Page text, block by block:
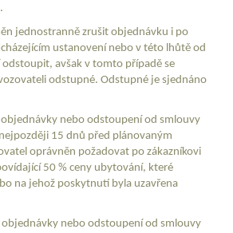
jednostranně zrušit objednávku i po
ustanovení nebo v této lhůtě od
avšak v tomto případě se
odstupné. Odstupné je sjednáno
nebo odstoupení od smlouvy
15 dnů před plánovaným
oprávněn požadovat po zákazníkovi
50 % ceny ubytování, které
na jehož poskytnutí byla uzavřena
objednávky nebo odstoupení od smlouvy